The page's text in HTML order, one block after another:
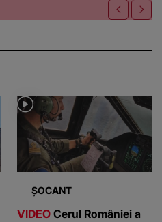
ȘOCANT
VIDEO Cerul României a